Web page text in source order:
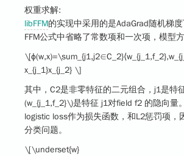
权重求解:
libFFM的实现中采用的是AdaGrad随机梯
FFM公式中省略了常数项和一次项，模型
x_{j_1}x_{j_2} \]
其中，C2是非零特征的二元组合，j1是特
(w_{j_1,f_2}\)是特征 j1对field f2 的隐向量
logistic loss作为损失函数，和L2惩罚项，
分类问题。
\[\underset{w}